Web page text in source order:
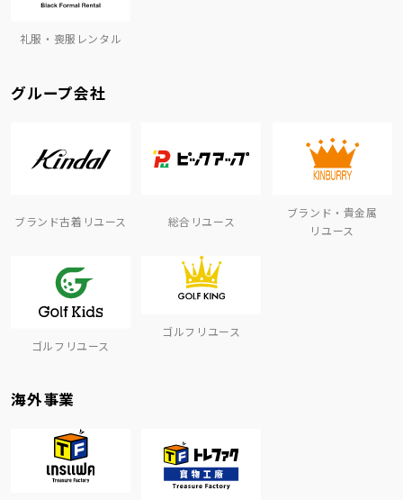
礼服・喪服レンタル
グループ会社
ブランド古着リユース 総合リユース
ブランド・貴金属
リユース
ゴルフリユース
ゴルフリユース
海外事業